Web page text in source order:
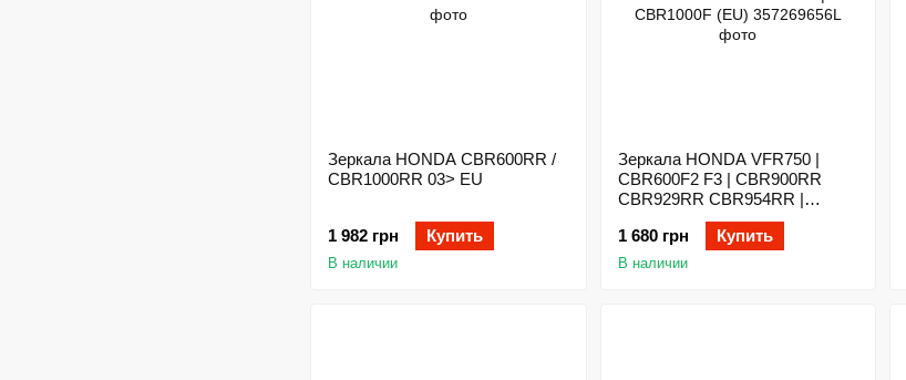
Зеркала HONDA CBR600RR /
CBR1000RR 03> EU
1 982 грн Купить
В наличии
Зеркала HONDA VFR750 |
CBR600F2 F3 | CBR900RR
CBR929RR CBR954RR |
CBR1000F (EU)
1 680 грн
Купить
В наличии